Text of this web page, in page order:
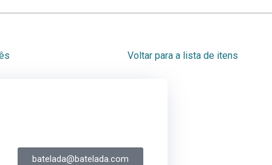
Voltar para a lista de itens
batelada@batelada.com